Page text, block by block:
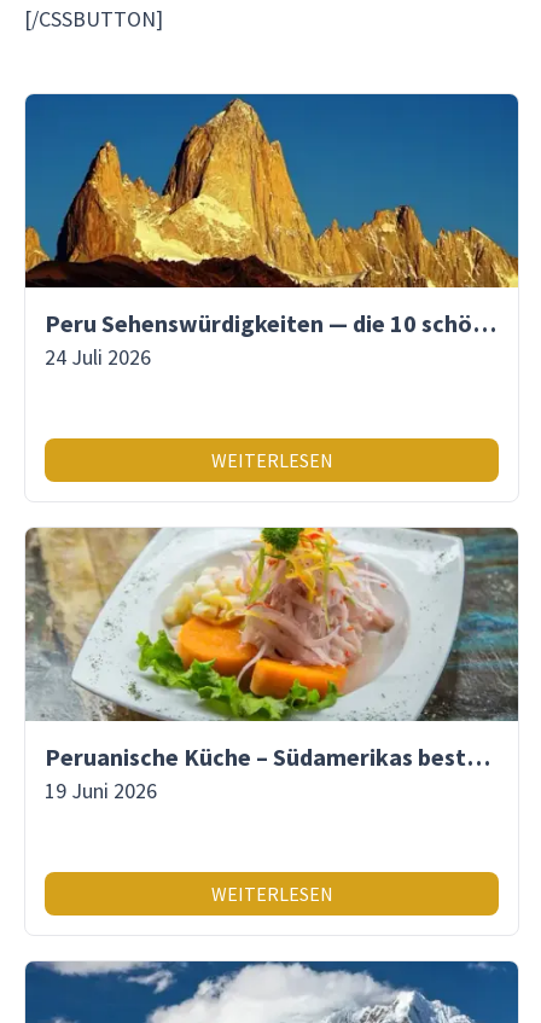
[/CSSBUTTON]
Peru Sehenswürdigkeiten — die 10 schönsten Orte
24 Juli 2026
WEITERLESEN
Peruanische Küche – Südamerikas beste Gastronomie
19 Juni 2026
WEITERLESEN